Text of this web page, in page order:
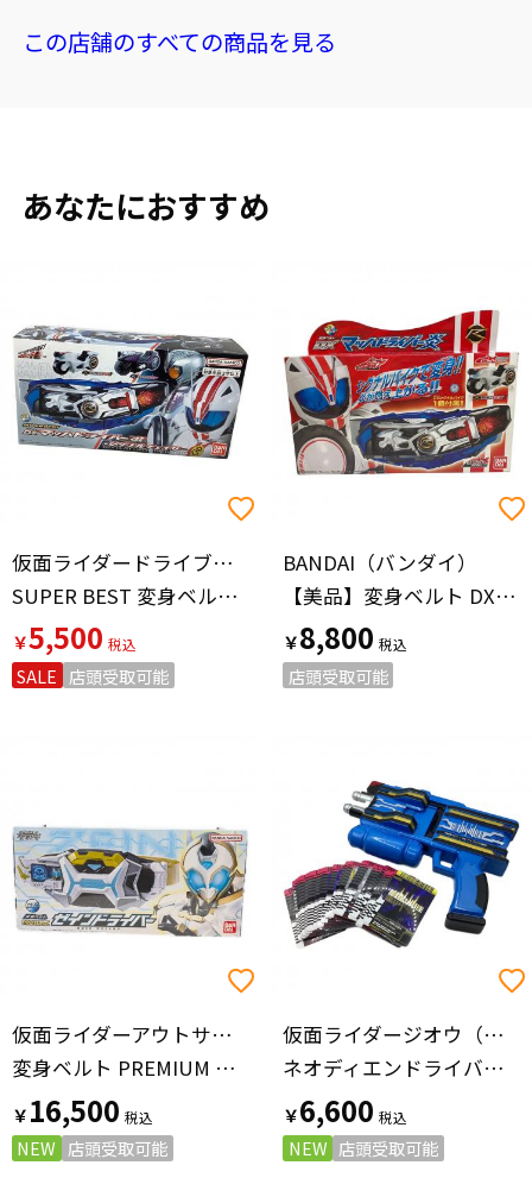
この店舗のすべての商品を見る
あなたにおすすめ
仮面ライダードライブ（カメンライダードライブ）
SUPER BEST 変身ベルト 仮面ライダー
￥5,500
SALE 店頭受取可能
BANDAI（バンダイ）
【美品】変身ベルト DXマッハドライバー炎 「仮面ライダードライブ」 仮面ライダー
￥8,800
店頭受取可能
仮面ライダーアウトサイダーズ（カメンライダーアウトサイダーズ）
変身ベルト PREMIUM DX ゼインドライバー 仮面ライダー
￥16,500
NEW 店頭受取可能
仮面ライダージオウ（カメンライダージオウ）
ネオディエンドライバー 仮面ライダー
￥6,600
NEW 店頭受取可能